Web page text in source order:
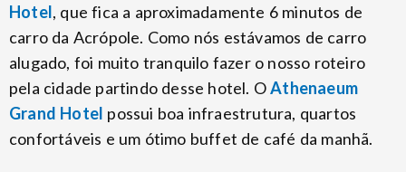
Hotel, que fica a aproximadamente 6 minutos de
carro da Acrópole. Como nós estávamos de carro
alugado, foi muito tranquilo fazer o nosso roteiro
pela cidade partindo desse hotel. OAthenaeum
Grand Hotel possui boa infraestrutura, quartos
confortáveis e um ótimo buffet de café da manhã.